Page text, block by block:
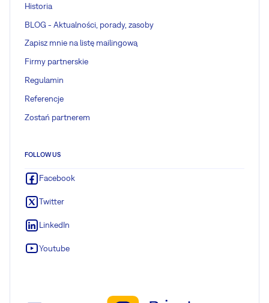
Historia
BLOG - Aktualności, porady, zasoby
Zapisz mnie na listę mailingową
Firmy partnerskie
Regulamin
Referencje
Zostań partnerem
FOLLOW US
Facebook
Twitter
LinkedIn
Youtube